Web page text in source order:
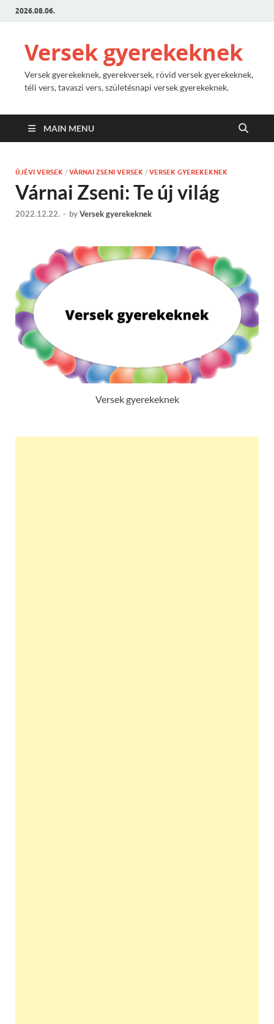
2026.08.06.
Versek gyerekeknek
Versek gyerekeknek, gyerekversek, rövid versek gyerekeknek,
téli vers, tavaszi vers, születésnapi versek gyerekeknek.
MAIN MENU
ÚJÉVI VERSEK / VÁRNAI ZSENI VERSEK / VERSEK GYEREKEKNEK
Várnai Zseni: Te új világ
2022.12.22. - byVersek gyerekeknek
Versek gyerekeknek